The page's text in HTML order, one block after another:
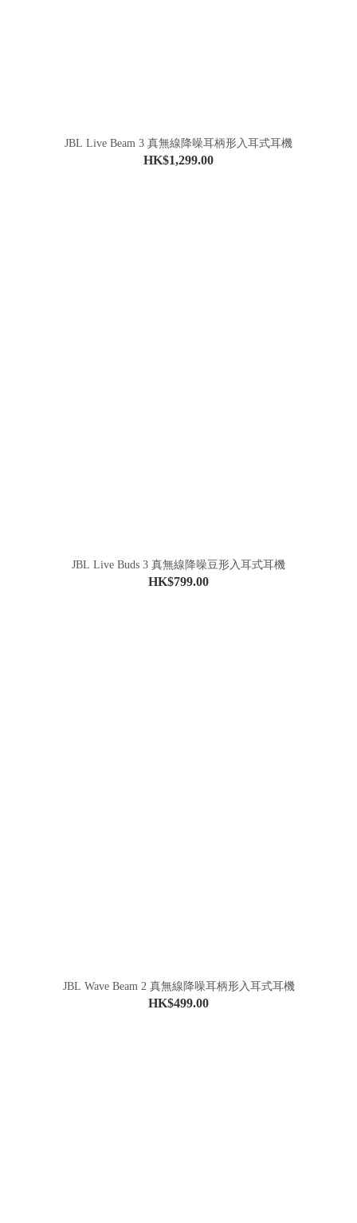
JBL Live Beam 3 真無線降噪耳柄形入耳式耳機
HK$1,299.00
JBL Live Buds 3 真無線降噪豆形入耳式耳機
HK$799.00
JBL Wave Beam 2 真無線降噪耳柄形入耳式耳機
HK$499.00